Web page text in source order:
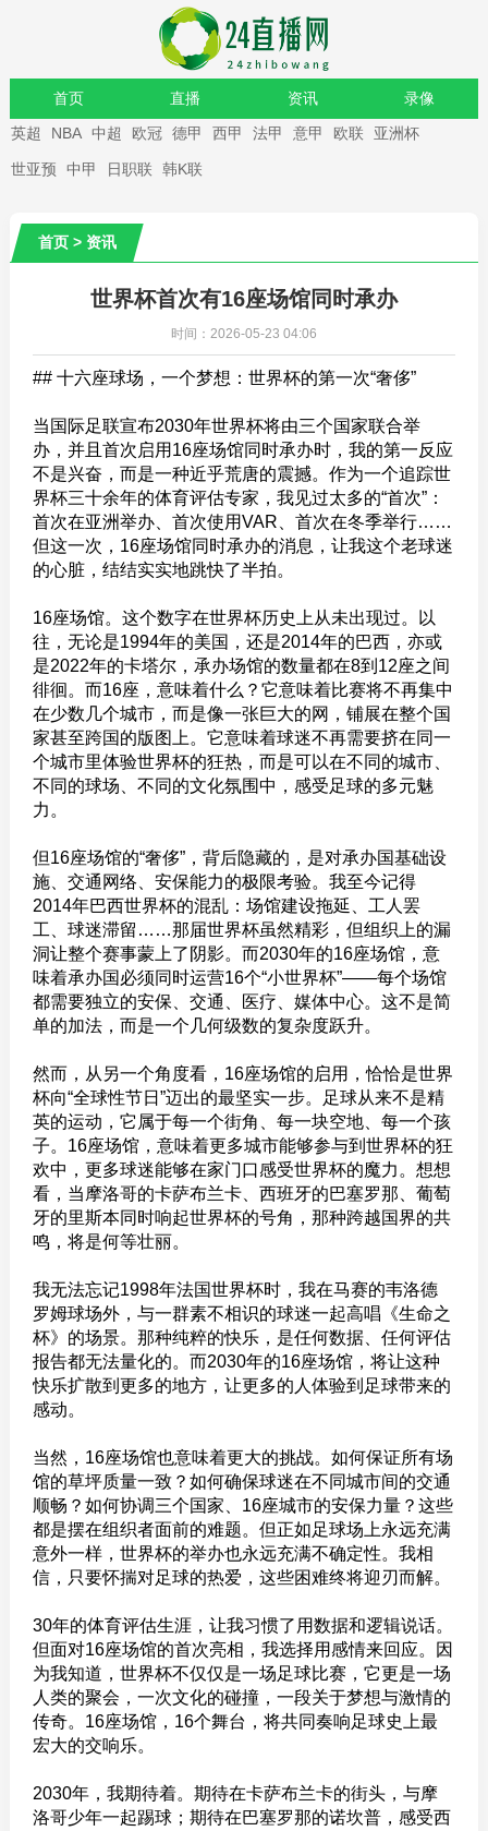
首页 直播 资讯 录像
重要赛事
英超 NBA 中超 欧冠 德甲 西甲 法甲 意甲 欧联 亚洲杯
世亚预 中甲 日职联 韩K联
首页> 资讯
世界杯首次有16座场馆同时承办
时间：2026-05-23 04:06
## 十六座球场，一个梦想：世界杯的第一次“奢侈”
当国际足联宣布2030年世界杯将由三个国家联合举
办，并且首次启用16座场馆同时承办时，我的第一反应
不是兴奋，而是一种近乎荒唐的震撼。作为一个追踪世
界杯三十余年的体育评估专家，我见过太多的“首次”：
首次在亚洲举办、首次使用VAR、首次在冬季举行……
但这一次，16座场馆同时承办的消息，让我这个老球迷
的心脏，结结实实地跳快了半拍。
16座场馆。这个数字在世界杯历史上从未出现过。以
往，无论是1994年的美国，还是2014年的巴西，亦或
是2022年的卡塔尔，承办场馆的数量都在8到12座之间
徘徊。而16座，意味着什么？它意味着比赛将不再集中
在少数几个城市，而是像一张巨大的网，铺展在整个国
家甚至跨国的版图上。它意味着球迷不再需要挤在同一
个城市里体验世界杯的狂热，而是可以在不同的城市、
不同的球场、不同的文化氛围中，感受足球的多元魅
力。
但16座场馆的“奢侈”，背后隐藏的，是对承办国基础设
施、交通网络、安保能力的极限考验。我至今记得
2014年巴西世界杯的混乱：场馆建设拖延、工人罢
工、球迷滞留……那届世界杯虽然精彩，但组织上的漏
洞让整个赛事蒙上了阴影。而2030年的16座场馆，意
味着承办国必须同时运营16个“小世界杯”——每个场馆
都需要独立的安保、交通、医疗、媒体中心。这不是简
单的加法，而是一个几何级数的复杂度跃升。
然而，从另一个角度看，16座场馆的启用，恰恰是世界
杯向“全球性节日”迈出的最坚实一步。足球从来不是精
英的运动，它属于每一个街角、每一块空地、每一个孩
子。16座场馆，意味着更多城市能够参与到世界杯的狂
欢中，更多球迷能够在家门口感受世界杯的魔力。想想
看，当摩洛哥的卡萨布兰卡、西班牙的巴塞罗那、葡萄
牙的里斯本同时响起世界杯的号角，那种跨越国界的共
鸣，将是何等壮丽。
我无法忘记1998年法国世界杯时，我在马赛的韦洛德
罗姆球场外，与一群素不相识的球迷一起高唱《生命之
杯》的场景。那种纯粹的快乐，是任何数据、任何评估
报告都无法量化的。而2030年的16座场馆，将让这种
快乐扩散到更多的地方，让更多的人体验到足球带来的
感动。
当然，16座场馆也意味着更大的挑战。如何保证所有场
馆的草坪质量一致？如何确保球迷在不同城市间的交通
顺畅？如何协调三个国家、16座城市的安保力量？这些
都是摆在组织者面前的难题。但正如足球场上永远充满
意外一样，世界杯的举办也永远充满不确定性。我相
信，只要怀揣对足球的热爱，这些困难终将迎刃而解。
30年的体育评估生涯，让我习惯了用数据和逻辑说话。
但面对16座场馆的首次亮相，我选择用感情来回应。因
为我知道，世界杯不仅仅是一场足球比赛，它更是一场
人类的聚会，一次文化的碰撞，一段关于梦想与激情的
传奇。16座场馆，16个舞台，将共同奏响足球史上最
宏大的交响乐。
2030年，我期待着。期待在卡萨布兰卡的街头，与摩
洛哥少年一起踢球；期待在巴塞罗那的诺坎普，感受西